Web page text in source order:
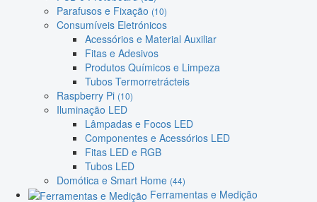
Parafusos e Fixação (10)
Consumíveis Eletrónicos
Acessórios e Material Auxiliar
Fitas e Adesivos
Produtos Químicos e Limpeza
Tubos Termorretrácteis
Raspberry Pi (10)
Iluminação LED
Lâmpadas e Focos LED
Componentes e Acessórios LED
Fitas LED e RGB
Tubos LED
Domótica e Smart Home (44)
Ferramentas e Medição